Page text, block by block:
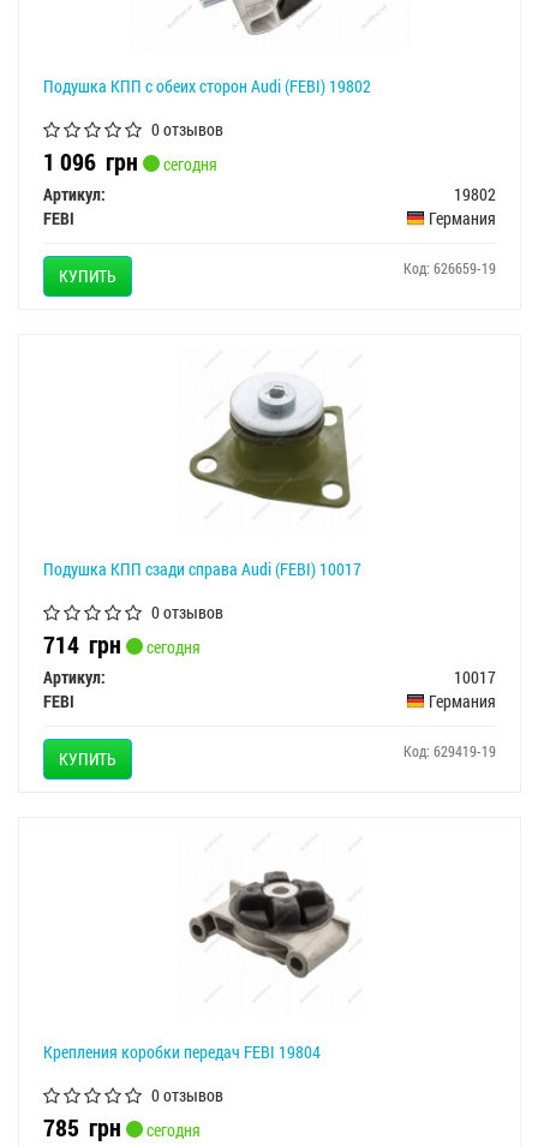
Подушкa КПП с обеих сторон Audi (FEBI) 19802
0 отзывов
1 096 грн
сегодня
Артикул:
19802
FEBI
Германия
КУПИТЬ Код: 626659-19
Подушка КПП сзади справа Audi (FEBI) 10017
0 отзывов
714 грн
сегодня
Артикул:
10017
FEBI
Германия
КУПИТЬ Код: 629419-19
Крепления коробки передач FEBI 19804
0 отзывов
785 грн
сегодня